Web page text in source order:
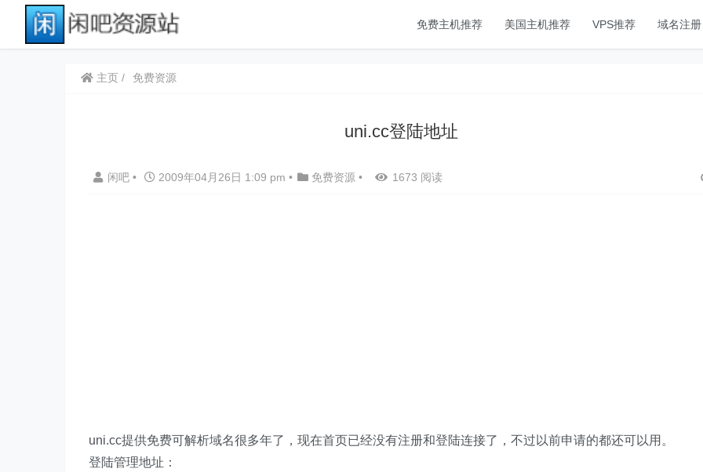
免费主机推荐 美国主机推荐 VPS推荐 域名注册
主页 免费资源
uni.cc登陆地址
闲吧 • 2009年04月26日 1:09 pm • 免费资源 • 1673 阅读
uni.cc提供免费可解析域名很多年了，现在首页已经没有注册和登陆连接了，不过以前申请的都还可以用。
登陆管理地址：